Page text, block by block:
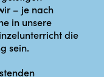
– je nach
in unsere
die
sein.